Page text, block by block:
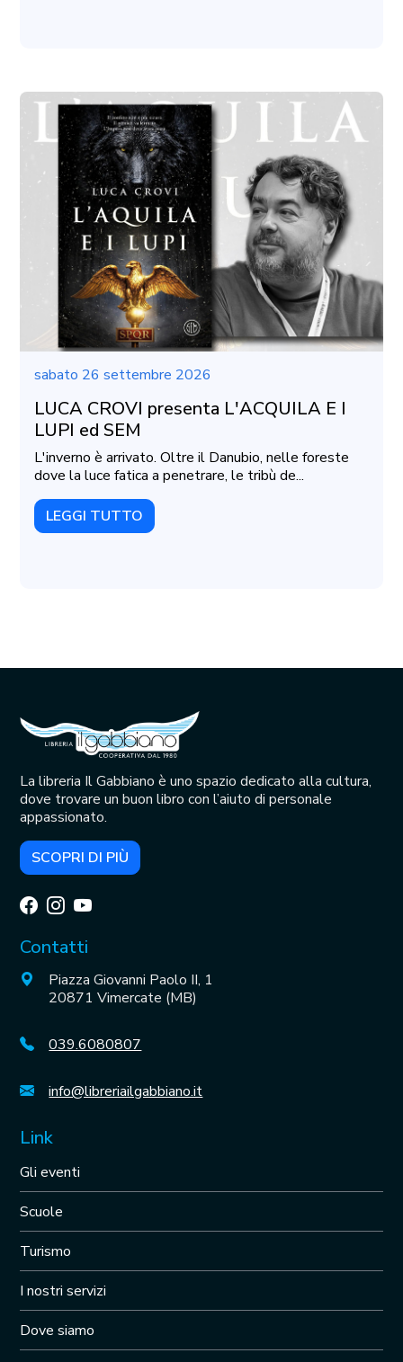
sabato 26 settembre 2026
LUCA CROVI presenta L'ACQUILA E I
LUPI ed SEM
L'inverno è arrivato. Oltre il Danubio, nelle foreste
dove la luce fatica a penetrare, le tribù de...
LEGGI TUTTO
La libreria Il Gabbiano è uno spazio dedicato alla cultura,
dove trovare un buon libro con l’aiuto di personale
appassionato.
SCOPRI DI PIÙ
Contatti
Piazza Giovanni Paolo II, 1
20871 Vimercate (MB)
039.6080807
info@libreriailgabbiano.it
Link
Gli eventi
Scuole
Turismo
I nostri servizi
Dove siamo